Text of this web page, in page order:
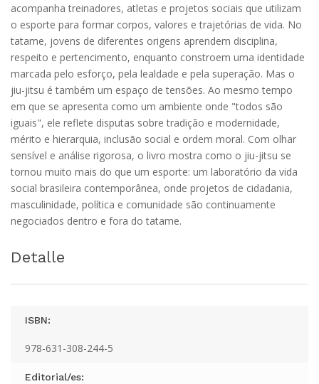
acompanha treinadores, atletas e projetos sociais que utilizam
o esporte para formar corpos, valores e trajetórias de vida. No
tatame, jovens de diferentes origens aprendem disciplina,
respeito e pertencimento, enquanto constroem uma identidade
marcada pelo esforço, pela lealdade e pela superação. Mas o
jiu-jitsu é também um espaço de tensões. Ao mesmo tempo
em que se apresenta como um ambiente onde "todos são
iguais", ele reflete disputas sobre tradição e modernidade,
mérito e hierarquia, inclusão social e ordem moral. Com olhar
sensível e análise rigorosa, o livro mostra como o jiu-jitsu se
tornou muito mais do que um esporte: um laboratório da vida
social brasileira contemporânea, onde projetos de cidadania,
masculinidade, política e comunidade são continuamente
negociados dentro e fora do tatame.
Detalle
ISBN:
978-631-308-244-5
Editorial/es: